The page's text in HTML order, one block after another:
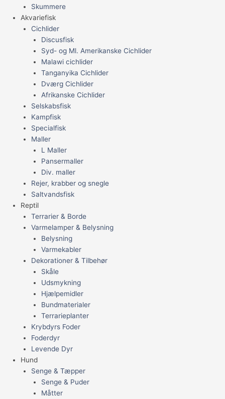
Skummere
Akvariefisk
Cichlider
Discusfisk
Syd- og Ml. Amerikanske Cichlider
Malawi cichlider
Tanganyika Cichlider
Dværg Cichlider
Afrikanske Cichlider
Selskabsfisk
Kampfisk
Specialfisk
Maller
L Maller
Pansermaller
Div. maller
Rejer, krabber og snegle
Saltvandsfisk
Reptil
Terrarier & Borde
Varmelamper & Belysning
Belysning
Varmekabler
Dekorationer & Tilbehør
Skåle
Udsmykning
Hjælpemidler
Bundmaterialer
Terrarieplanter
Krybdyrs Foder
Foderdyr
Levende Dyr
Hund
Senge & Tæpper
Senge & Puder
Måtter